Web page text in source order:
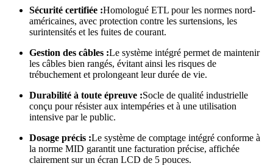
Sécurité certifiée :Homologué ETL pour les normes nord-
américaines, avec protection contre les surtensions, les
surintensités et les fuites de courant.
Gestion des câbles :Le système intégré permet de maintenir
les câbles bien rangés, évitant ainsi les risques de
trébuchement et prolongeant leur durée de vie.
Durabilité à toute épreuve :Socle de qualité industrielle
conçu pour résister aux intempéries et à une utilisation
intensive par le public.
Dosage précis :Le système de comptage intégré conforme à
la norme MID garantit une facturation précise, affichée
clairement sur un écran LCD de 5 pouces.